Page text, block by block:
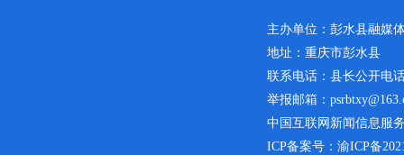
主办单位：彭水县融媒
地址：重庆市彭水县
联系电话：县长公开电
举报邮箱：
中国互联网新闻信息服
ICP备案号： 渝ICP备